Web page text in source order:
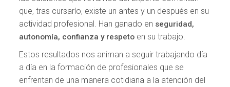
que, tras cursarlo, existe un antes y un después en su
actividad profesional. Han ganado en seguridad,
autonomía, confianza y respeto en su trabajo.
Estos resultados nos animan a seguir trabajando día
a día en la formación de profesionales que se
enfrentan de una manera cotidiana a la atención del